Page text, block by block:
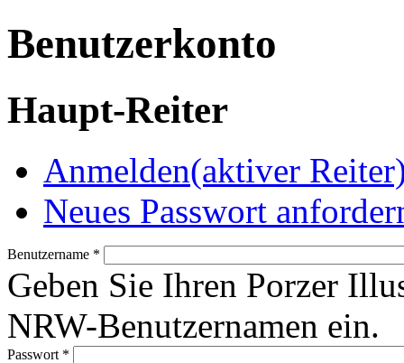
Benutzerkonto
Haupt-Reiter
Anmelden(aktiver
Neues Passwort
Benutzername *
Geben Sie Ihren Porzer
NRW-Benutzernamen ein.
Passwort *